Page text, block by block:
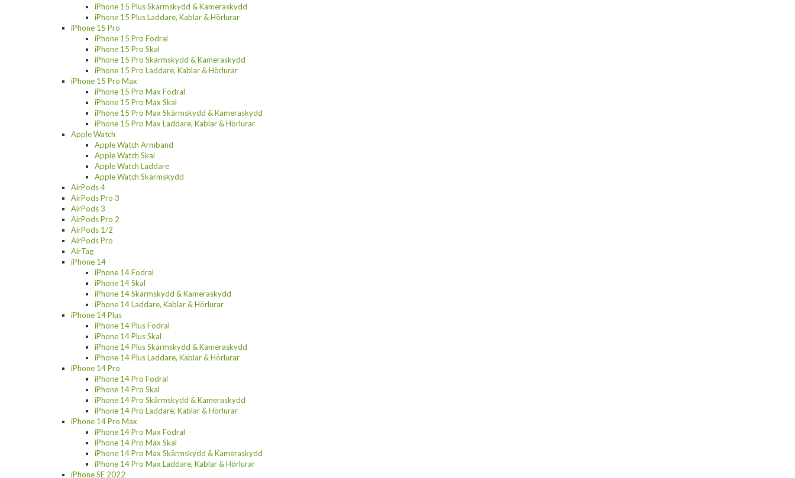
iPhone 15 Plus Skärmskydd & Kameraskydd
iPhone 15 Plus Laddare, Kablar & Hörlurar
iPhone 15 Pro
iPhone 15 Pro Fodral
iPhone 15 Pro Skal
iPhone 15 Pro Skärmskydd & Kameraskydd
iPhone 15 Pro Laddare, Kablar & Hörlurar
iPhone 15 Pro Max
iPhone 15 Pro Max Fodral
iPhone 15 Pro Max Skal
iPhone 15 Pro Max Skärmskydd & Kameraskydd
iPhone 15 Pro Max Laddare, Kablar & Hörlurar
Apple Watch
Apple Watch Armband
Apple Watch Skal
Apple Watch Laddare
Apple Watch Skärmskydd
AirPods 4
AirPods Pro 3
AirPods 3
AirPods Pro 2
AirPods 1/2
AirPods Pro
AirTag
iPhone 14
iPhone 14 Fodral
iPhone 14 Skal
iPhone 14 Skärmskydd & Kameraskydd
iPhone 14 Laddare, Kablar & Hörlurar
iPhone 14 Plus
iPhone 14 Plus Fodral
iPhone 14 Plus Skal
iPhone 14 Plus Skärmskydd & Kameraskydd
iPhone 14 Plus Laddare, Kablar & Hörlurar
iPhone 14 Pro
iPhone 14 Pro Fodral
iPhone 14 Pro Skal
iPhone 14 Pro Skärmskydd & Kameraskydd
iPhone 14 Pro Laddare, Kablar & Hörlurar
iPhone 14 Pro Max
iPhone 14 Pro Max Fodral
iPhone 14 Pro Max Skal
iPhone 14 Pro Max Skärmskydd & Kameraskydd
iPhone 14 Pro Max Laddare, Kablar & Hörlurar
iPhone SE 2022